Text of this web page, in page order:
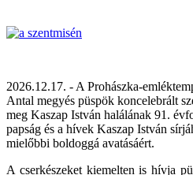
2026.12.17. - A Prohászka-
Antal megyés püspök koncelebrált
meg Kaszap István halálának 91.
papság és a hívek Kaszap István
mielőbbi boldoggá avatásáért.
A cserkészeket kiemelten is hívja